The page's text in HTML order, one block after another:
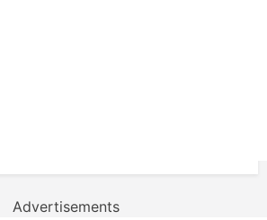
Advertisements